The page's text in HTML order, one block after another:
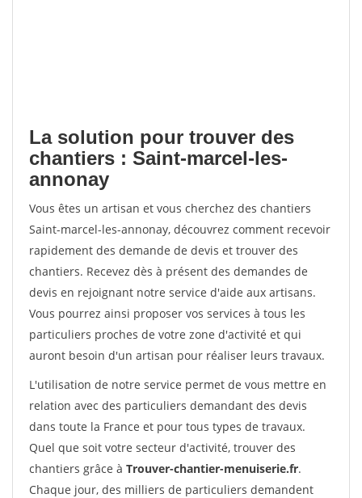
La solution pour trouver des
chantiers : Saint-marcel-les-
annonay
Vous êtes un artisan et vous cherchez des chantiers
Saint-marcel-les-annonay, découvrez comment recevoir
rapidement des demande de devis et trouver des
chantiers. Recevez dès à présent des demandes de
devis en rejoignant notre service d'aide aux artisans.
Vous pourrez ainsi proposer vos services à tous les
particuliers proches de votre zone d'activité et qui
auront besoin d'un artisan pour réaliser leurs travaux.
L'utilisation de notre service permet de vous mettre en
relation avec des particuliers demandant des devis
dans toute la France et pour tous types de travaux.
Quel que soit votre secteur d'activité, trouver des
chantiers grâce à Trouver-chantier-menuiserie.fr.
Chaque jour, des milliers de particuliers demandent